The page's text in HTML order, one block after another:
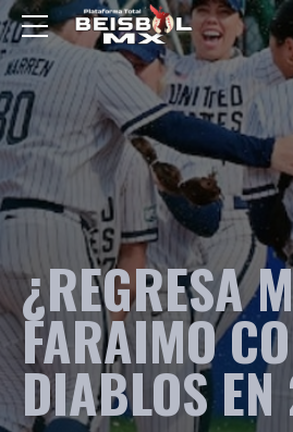
¿REGRESA
FARAIMO
DIABLOS